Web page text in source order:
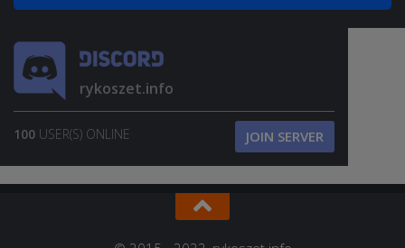
rykoszet.info
100 USER(S) ONLINE JOIN SERVER